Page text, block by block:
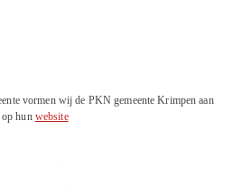
vormen wij de PKN gemeente Krimpen aan
hun website